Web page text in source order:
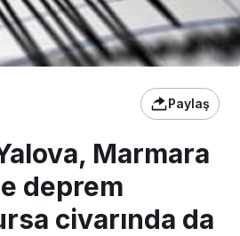
Paylaş
Marmara
deprem
civarında da